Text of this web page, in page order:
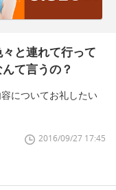
と連れて行って
て言うの？
についてお礼したい
2016/09/27 17:45